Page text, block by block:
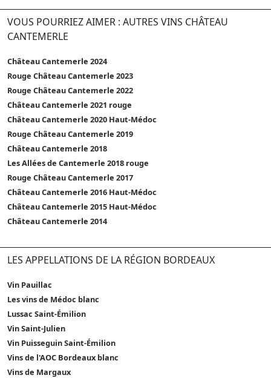
VOUS POURRIEZ AIMER : AUTRES VINS CHÂTEAU
CANTEMERLE
Château Cantemerle 2024
Rouge Château Cantemerle 2023
Rouge Château Cantemerle 2022
Château Cantemerle 2021 rouge
Château Cantemerle 2020 Haut-Médoc
Rouge Château Cantemerle 2019
Château Cantemerle 2018
Les Allées de Cantemerle 2018 rouge
Rouge Château Cantemerle 2017
Château Cantemerle 2016 Haut-Médoc
Château Cantemerle 2015 Haut-Médoc
Château Cantemerle 2014
LES APPELLATIONS DE LA RÉGION BORDEAUX
Vin Pauillac
Les vins de Médoc blanc
Lussac Saint-Émilion
Vin Saint-Julien
Vin Puisseguin Saint-Émilion
Vins de l'AOC Bordeaux blanc
Vins de Margaux